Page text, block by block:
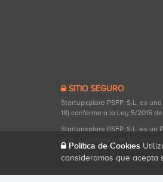
SITIO SEGURO
Startupxplore PSFP, S.L. es
18) conforme a la Ley 5/2015
Startupxplore PSFP, S.L. es
Política de Cookies
consideramos que acepta